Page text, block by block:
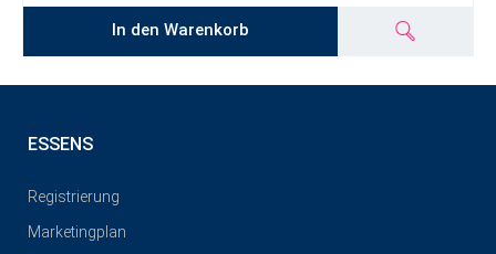
In den Warenkorb
ESSENS
Registrierung
Marketingplan